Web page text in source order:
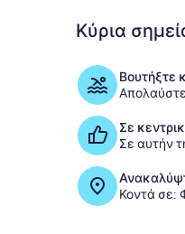
τα
πελατών
Κύρια
Βουτήξτε
Σε
Σε αυτήν
Κοντά σε: